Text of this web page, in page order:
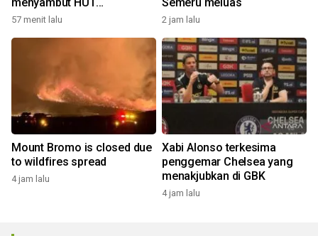
Kemerdekaan
57 menit lalu 2 jam lalu
Mount Bromo is closed due
to wildfires spread
4 jam lalu
Xabi Alonso terkesima
penggemar Chelsea yang
menakjubkan di GBK
4 jam lalu